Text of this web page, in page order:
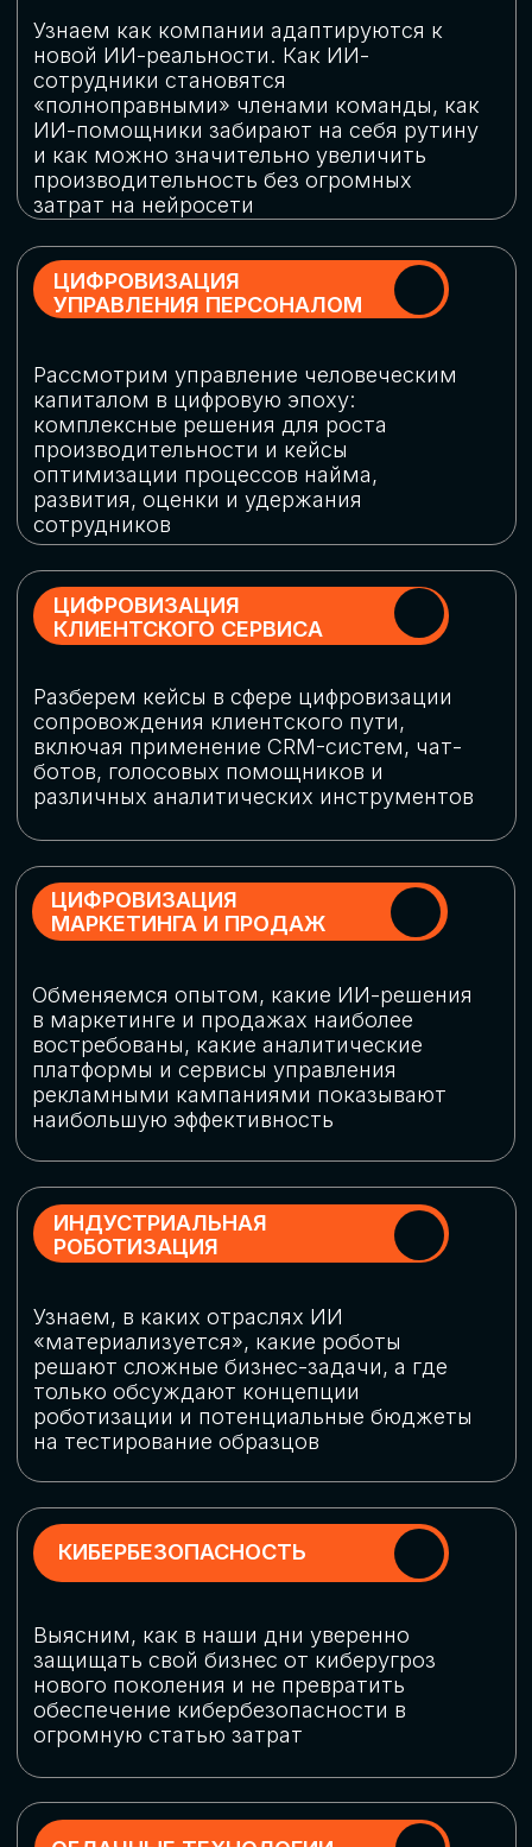
огромную статью затрат
ОБЛАЧНЫЕ ТЕХНОЛОГИИ
Подискутируем, какие облачные решения
существуют на рынке и почему
использование мультиоблачных моделей
не только снижает затраты, но и
«пересборки» бизнес-моделей
СКАЧАТЬ
ПРОГРАММУ
КОНФЕРЕНЦИИ
Оставьте заявку, мы направим вам
программу конференции
СКАЧАТЬ ПРОГРАММУ
СПИКЕРЫ
СТАТЬ СПИКЕРОМ
В конференции участвовали более 120 спикеров